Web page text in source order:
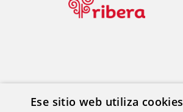
Ese sitio web utiliza cookies